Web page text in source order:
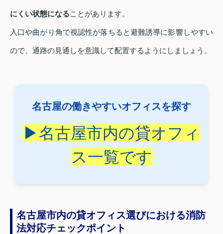
にくい状態になることがあります。
入口や曲がり角で視認性が落ちると避難誘導に影響しやすい
ので、通路の見通しを意識して配置するようにしましょう。
名古屋の働きやすいオフィスを探す
▶名古屋市内の貸オフィ
ス一覧です
名古屋市内の貸オフィス選びにおける消防
法対応チェックポイント